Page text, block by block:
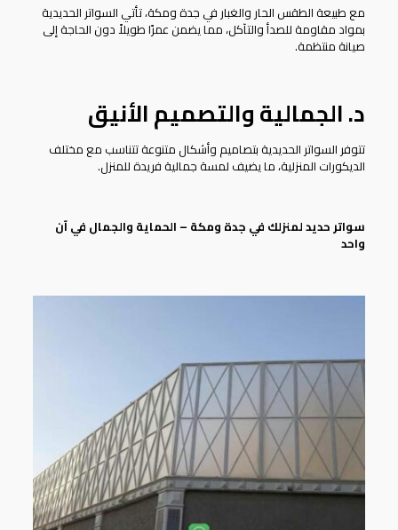
مع طبيعة الطقس الحار والغبار في جدة ومكة، تأتي السواتر الحديدية
بمواد مقاومة للصدأ والتآكل، مما يضمن عمرًا طويلاً دون الحاجة إلى
صيانة منتظمة.
د. الجمالية والتصميم الأنيق
تتوفر السواتر الحديدية بتصاميم وأشكال متنوعة تتناسب مع مختلف
الديكورات المنزلية، ما يضيف لمسة جمالية فريدة للمنزل.
سواتر حديد لمنزلك في جدة ومكة – الحماية والجمال في آن
واحد